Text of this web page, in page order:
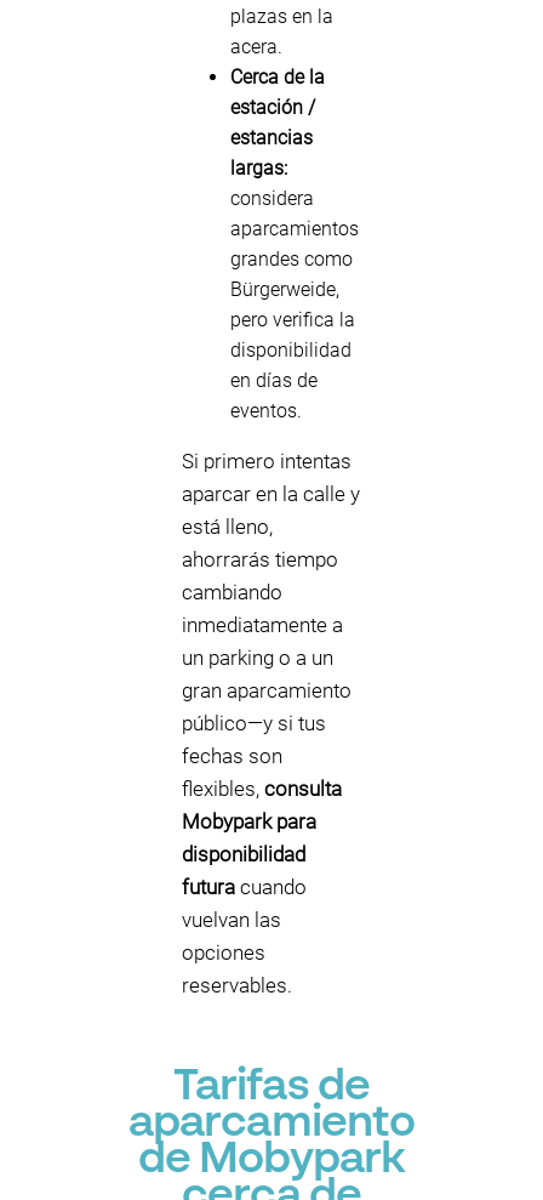
plazas en la
acera.
Cerca de la
estación /
estancias
largas:
considera
aparcamientos
grandes como
Bürgerweide,
pero verifica la
disponibilidad
en días de
eventos.
Si primero intentas
aparcar en la calle y
está lleno,
ahorrarás tiempo
cambiando
inmediatamente a
un parking o a un
gran aparcamiento
público—y si tus
fechas son
flexibles, consulta
Mobypark para
disponibilidad
futura cuando
vuelvan las
opciones
reservables.
Tarifas de
aparcamiento
de Mobypark